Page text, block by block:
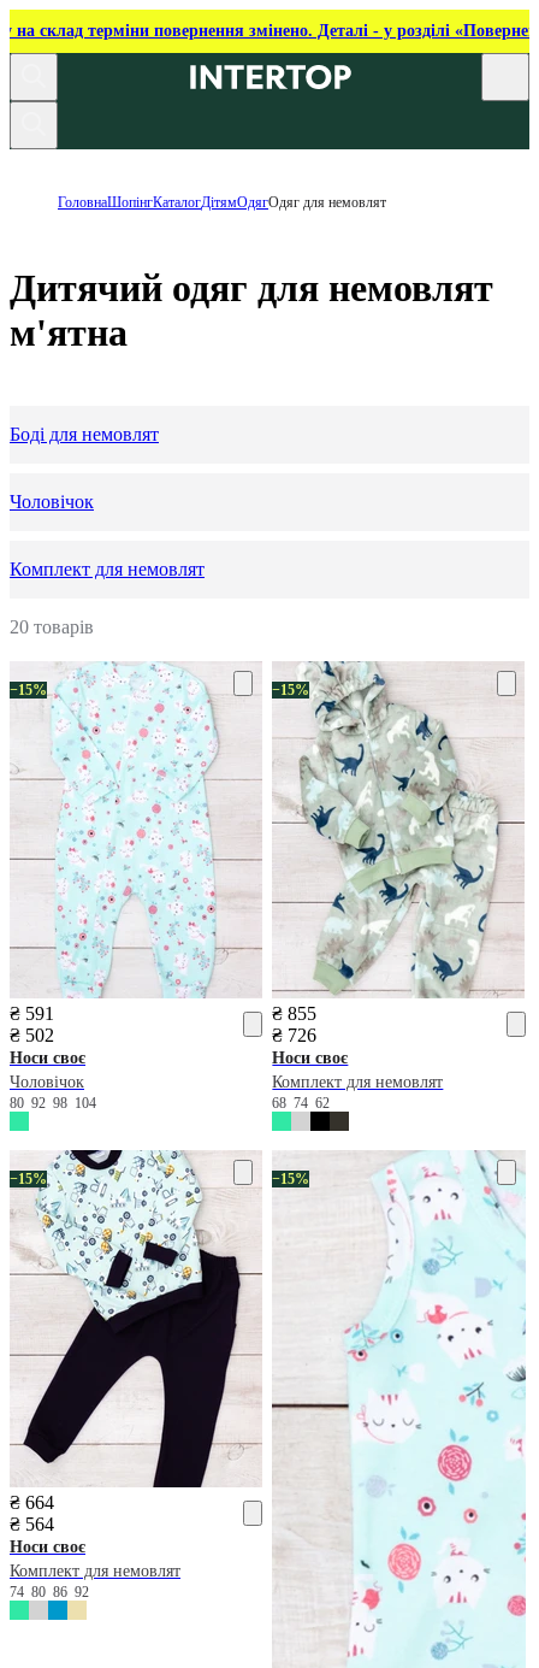
на склад терміни повернення змінено. Деталі - у розділі
ГоловнаШопінгКаталогДітямОдягОдяг для немовлят
Дитячий одяг для немовлят
м'ятна
Боді для немовлят
Чоловічок
Комплект для немовлят
20 товарів
−15%
₴ 591
₴ 502
Носи своє
Чоловічок
80 92 98 104
−15%
₴ 855
₴ 726
Носи своє
Комплект для немовлят
687462
−15%
₴ 664
₴ 564
Носи своє
Комплект для немовлят
74 80 86 92
−15%